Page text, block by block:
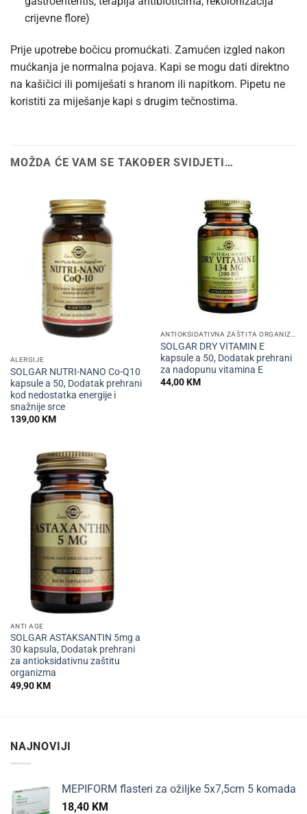
crijevne flore)
Prije upotrebe bočicu promućkati. Zamućen izgled nakon
mućkanja je normalna pojava. Kapi se mogu dati direktno
na kašičici ili pomiješati s hranom ili napitkom. Pipetu ne
koristiti za miješanje kapi s drugim tečnostima.
MOŽDA ĆE VAM SE TAKOĐER SVIDJETI…
ALERGIJE
SOLGAR NUTRI-NANO Co-Q10
kapsule a 50, Dodatak prehrani
kod nedostatka energije i
snažnije srce
139,00KM
ANTIOKSIDATIVNA ZAŠTITA ORGANIZMA
SOLGAR DRY VITAMIN E
kapsule a 50, Dodatak prehrani
za nadopunu vitamina E
44,00KM
ANTI AGE
SOLGAR ASTAKSANTIN 5mg a
30 kapsula, Dodatak prehrani
za antioksidativnu zaštitu
organizma
49,90KM
NAJNOVIJI
MEPIFORM flasteri za ožiljke 5x7,5cm 5 komada
18,40 KM